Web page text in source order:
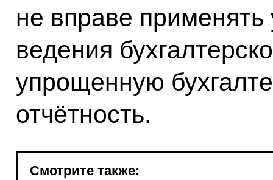
не вправе
ведения
упрощенную
отчётность.
Смотрите также: